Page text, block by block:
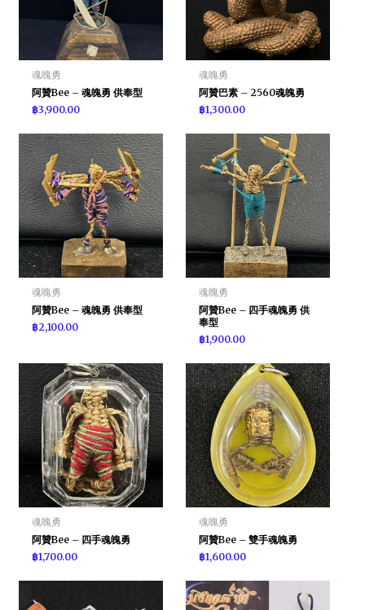
魂魄勇
阿贊Bee – 魂魄勇 供奉型
฿3,900.00
魂魄勇
阿贊巴素 – 2560魂魄勇
฿1,300.00
魂魄勇
阿贊Bee – 魂魄勇 供奉型
฿2,100.00
魂魄勇
阿贊Bee – 四手魂魄勇 供
奉型
฿1,900.00
魂魄勇
阿贊Bee – 四手魂魄勇
฿1,700.00
魂魄勇
阿贊Bee – 雙手魂魄勇
฿1,600.00